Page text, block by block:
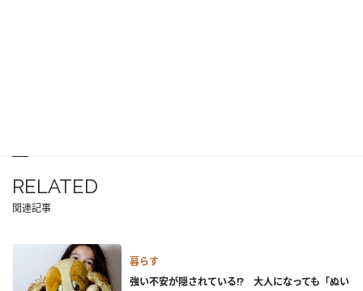
RELATED
関連記事
暮らす
強い不安が隠されている!? 大人になっても「ぬい